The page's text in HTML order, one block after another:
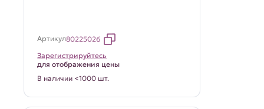
Артикул80225026
Зарегистрируйтесь
для отображения цены
В наличии <1000 шт.